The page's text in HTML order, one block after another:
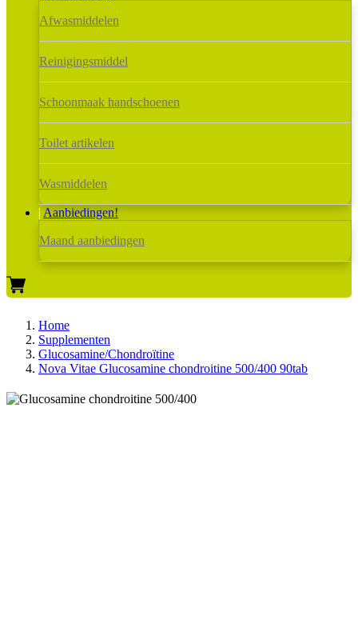
Afwasmiddelen
Reinigingsmiddel
Schoonmaak handschoenen
Toilet artikelen
Wasmiddelen
Aanbiedingen!
Maand aanbiedingen
Home
Supplementen
Glucosamine/Chondroïtine
Nova Vitae Glucosamine chondroitine 500/400 90tab